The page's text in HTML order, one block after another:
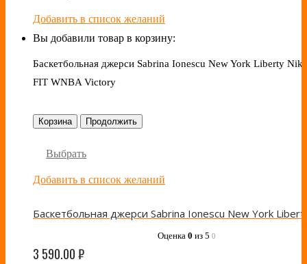
Добавить в список желаний
Вы добавили товар в корзину:
Баскетбольная джерси Sabrina Ionescu New York Liberty
FIT WNBA Victory
Корзина Продолжить
Выбрать
Добавить в список желаний
Оценка 0 из 5 0
3 590.00₽